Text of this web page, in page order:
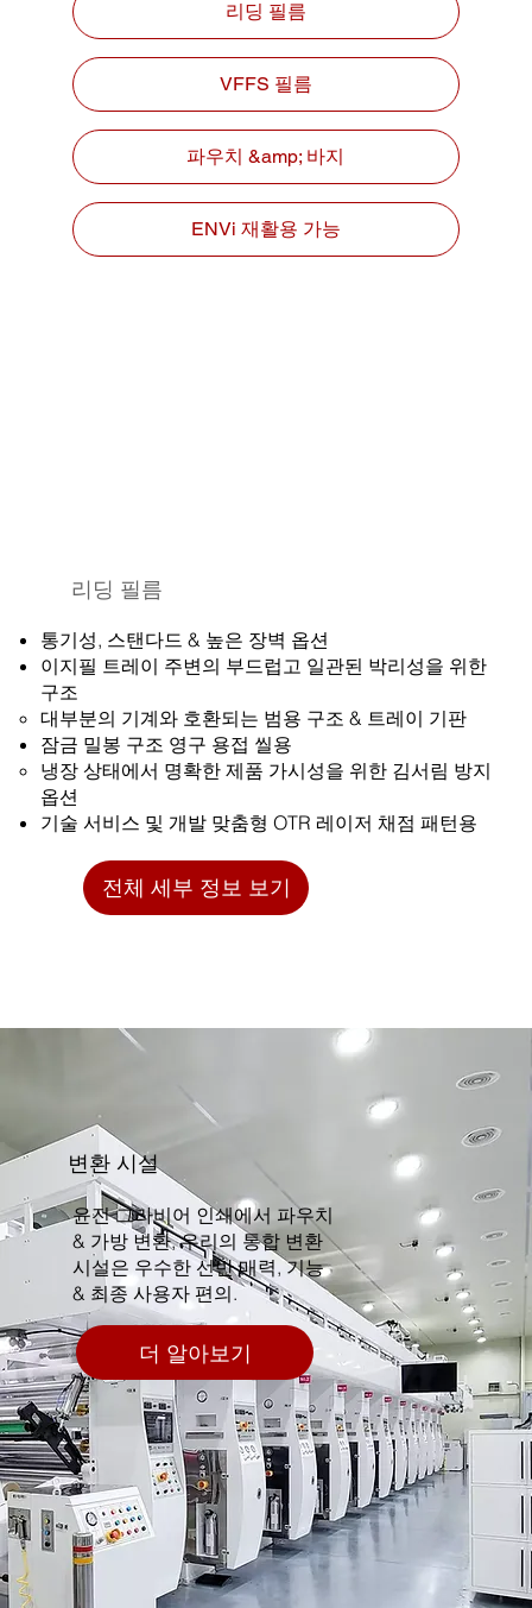
리딩 필름
VFFS 필름
파우치 &amp; 바지
ENVi 재활용 가능
리딩 필름
통기성, 스탠다드 & 높은 장벽 옵션
이지필 트레이 주변의 부드럽고 일관된 박리성을 위한
구조
대부분의 기계와 호환되는 범용 구조 & 트레이 기판
잠금 밀봉 구조 영구 용접 씰용
냉장 상태에서 명확한 제품 가시성을 위한 김서림 방지
옵션
기술 서비스 및 개발 맞춤형 OTR 레이저 채점 패턴용
전체 세부 정보 보기
변환 시설
윤전 그라비어 인쇄에서 파우치
& 가방 변환, 우리의 통합 변환
시설은 우수한 선반 매력, 기능
& 최종 사용자 편의.
더 알아보기